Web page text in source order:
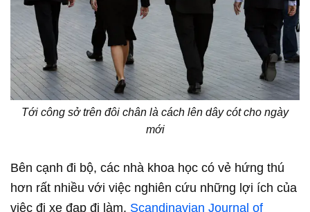
Tới công sở trên đôi chân là cách lên dây cót cho ngày
mới
Bên cạnh đi bộ, các nhà khoa học có vẻ hứng thú
hơn rất nhiều với việc nghiên cứu những lợi ích của
việc đi xe đạp đi làm. Scandinavian Journal of